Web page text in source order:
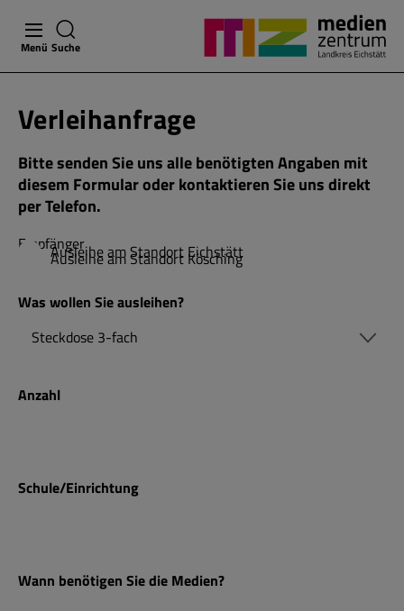
Menü Suche
Verleihanfrage
Bitte senden Sie uns alle benötigten Angaben mit
diesem Formular oder kontaktieren Sie uns direkt
per Telefon.
EmpfängerAusleihe am Standort Eichstätt
Ausleihe am Standort Kösching
Was wollen Sie ausleihen?
Anzahl
Schule/Einrichtung
Wann benötigen Sie die Medien?